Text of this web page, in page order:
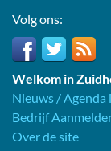
Volg ons:
Welkom in
Nieuws / Agenda
Bedrijf
Over de site